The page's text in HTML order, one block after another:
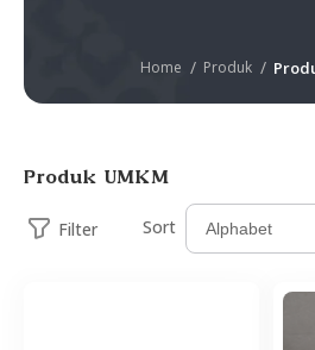
Home Produk
Produk UMKM
Filter Sort